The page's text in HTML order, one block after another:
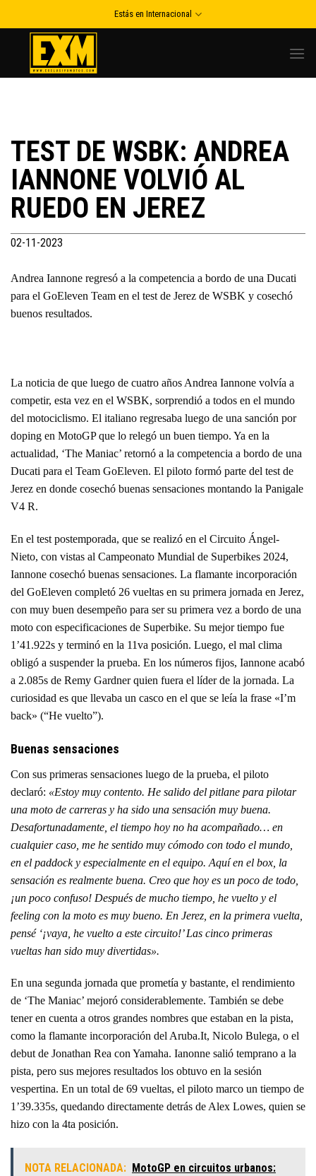
to
Estás en Internacional
TEST DE WSBK: ANDREA
IANNONE VOLVIÓ AL
RUEDO EN JEREZ
02-11-2023
Andrea Iannone regresó a la competencia a bordo de una Ducati
para el GoEleven Team en el test de Jerez de WSBK y cosechó
buenos resultados.
La noticia de que luego de cuatro años Andrea Iannone volvía a
competir, esta vez en el WSBK, sorprendió a todos en el mundo
del motociclismo. El italiano regresaba luego de una sanción por
doping en MotoGP que lo relegó un buen tiempo. Ya en la
actualidad, ‘The Maniac’ retornó a la competencia a bordo de una
Ducati para el Team GoEleven. El piloto formó parte del test de
Jerez en donde cosechó buenas sensaciones montando la Panigale
V4 R.
En el test postemporada, que se realizó en el Circuito Ángel-
Nieto, con vistas al Campeonato Mundial de Superbikes 2024,
Iannone cosechó buenas sensaciones. La flamante incorporación
del GoEleven completó 26 vueltas en su primera jornada en Jerez,
con muy buen desempeño para ser su primera vez a bordo de una
moto con especificaciones de Superbike. Su mejor tiempo fue
1’41.922s y terminó en la 11va posición. Luego, el mal clima
obligó a suspender la prueba. En los números fijos, Iannone acabó
a 2.085s de Remy Gardner quien fuera el líder de la jornada. La
curiosidad es que llevaba un casco en el que se leía la frase «I’m
back» (“He vuelto”).
Buenas sensaciones
Con sus primeras sensaciones luego de la prueba, el piloto
declaró: «Estoy muy contento. He salido del pitlane para pilotar
una moto de carreras y ha sido una sensación muy buena.
Desafortunadamente, el tiempo hoy no ha acompañado… en
cualquier caso, me he sentido muy cómodo con todo el mundo,
en el paddock y especialmente en el equipo. Aquí en el box, la
sensación es realmente buena. Creo que hoy es un poco de todo,
¡un poco confuso! Después de mucho tiempo, he vuelto y el
feeling con la moto es muy bueno. En Jerez, en la primera vuelta,
pensé ‘¡vaya, he vuelto a este circuito!’ Las cinco primeras
vueltas han sido muy divertidas».
En una segunda jornada que prometía y bastante, el rendimiento
de ‘The Maniac’ mejoró considerablemente. También se debe
tener en cuenta a otros grandes nombres que estaban en la pista,
como la flamante incorporación del Aruba.It, Nicolo Bulega, o el
debut de Jonathan Rea con Yamaha. Ianonne salió temprano a la
pista, pero sus mejores resultados los obtuvo en la sesión
vespertina. En un total de 69 vueltas, el piloto marco un tiempo de
1’39.335s, quedando directamente detrás de Alex Lowes, quien se
hizo con la 4ta posición.
NOTA RELACIONADA: MotoGP en circuitos urbanos: